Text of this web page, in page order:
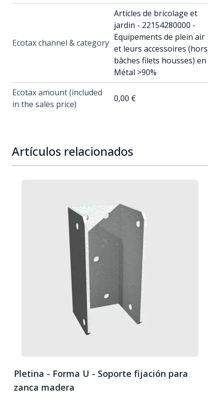
Ecotax channel & category
Articles de bricolage et
jardin - 22154280000 -
Equipements de plein air
et leurs accessoires (hors
bâches filets housses) en
Métal >90%
Ecotax amount (included
in the sales price)
0,00 €
Artículos relacionados
Pletina - Forma U - Soporte fijación para
zanca madera